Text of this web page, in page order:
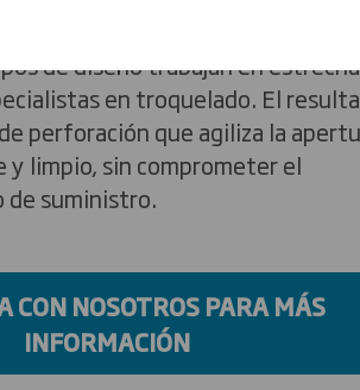
uso y apertura en los puntos de
de diseño trabajan en estrecha
en troquelado. El
perforación que agiliza la
limpio, sin comprometer el
de suministro.
CON NOSOTROS PARA MÁS
INFORMACIÓN